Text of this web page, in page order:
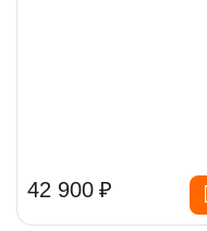
42 900 ₽